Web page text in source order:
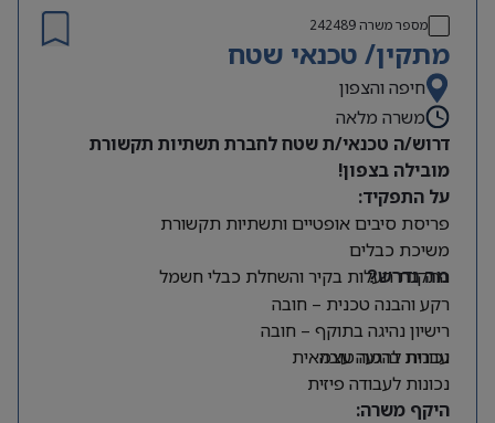
תנאים:
רכב צמוד וטלפון סלולרי
שכר גבוה
מיקום: קדימה צורן
מספר משרה242489
מתקין/ טכנאי שטח
חיפה והצפון
משרה מלאה
דרוש/ה טכנאי/ת שטח לחברת תשתיות תקשורת
מובילה בצפון!
על התפקיד:
פריסת סיבים אופטיים ותשתיות תקשורת
משיכת כבלים
התקנת תעלות בקיר והשחלת כבלי חשמל
מה נדרש?
רקע והבנה טכנית – חובה
רישיון נהיגה בתוקף – חובה
עברית ברמה טובה
נכונות להגעה עצמאית
נכונות לעבודה פיזית
היקף משרה: